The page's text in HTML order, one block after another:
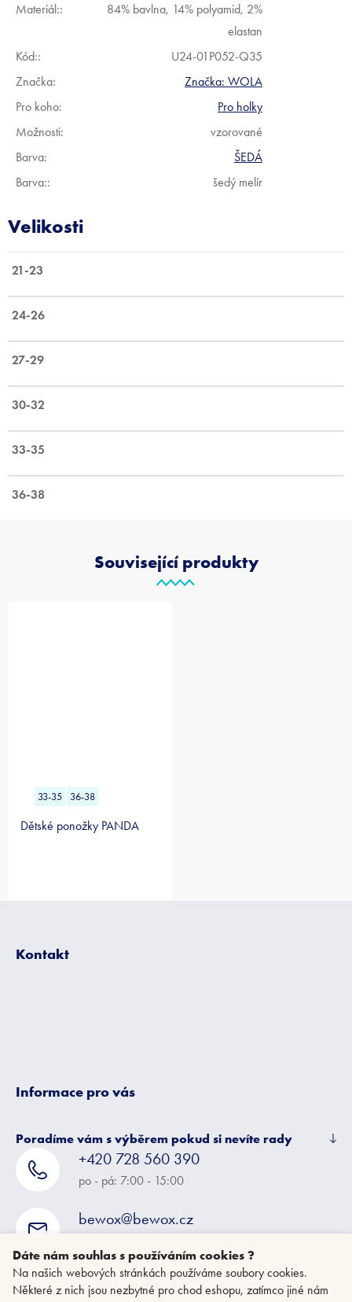
Dáte nám souhlas s používáním cookies ?
Na našich webových stránkách používáme soubory cookies.
Některé z nich jsou nezbytné pro chod eshopu, zatímco jiné nám
Materiál::
84% bavlna, 14% polyamid, 2%
elastan
Kód::
U24-01P052-Q35
Značka:
Značka: WOLA
Pro koho:
Pro holky
Možnosti:
vzorované
Barva:
ŠEDÁ
Barva:: šedý melír
21-23
24-26
27-29
30-32
33-35
36-38
Související produkty
33-35 36-38
Dětské ponožky PANDA
Kontakt
Informace pro vás
Poradíme vám s výběrem pokud si nevíte rady
+420 728 560 390
po - pá: 7:00 - 15:00
bewox@bewox.cz